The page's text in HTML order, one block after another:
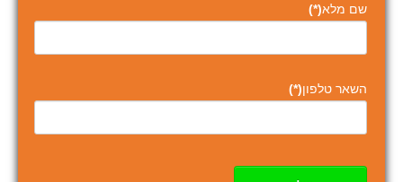
שם מלא(*)
השאר טלפון(*)